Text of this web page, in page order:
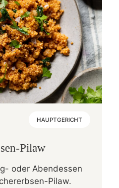
HAUPTGERICHT
Pilaw
oder Abendessen
Pilaw.